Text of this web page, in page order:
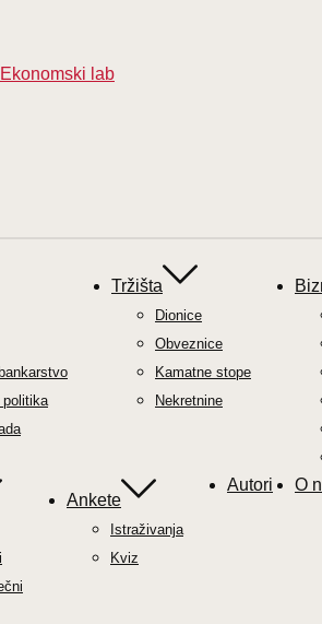
politika
Tržišta
Dionice
Obveznice
Kamatne stope
Nekretnine
Ankete
Istraživanja
Kviz
Autori O